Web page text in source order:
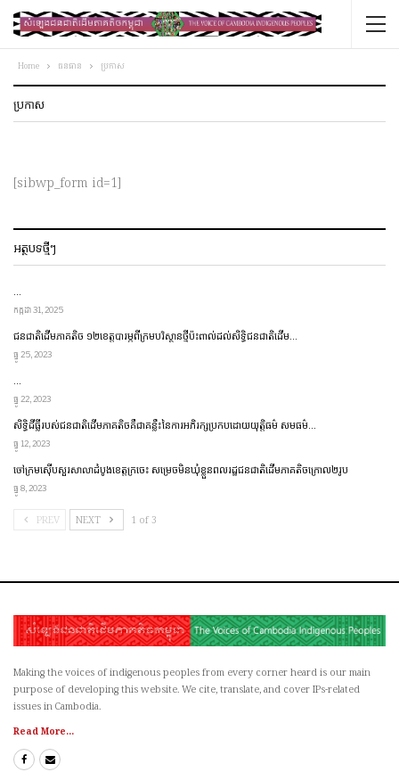
Home ធនធាន ប្រកាស
ប្រកាស
[sibwp_form id=1]
អត្ថបទថ្មីៗ
…
កក្កដា 31, 2025
ជនជាតិ​ដើម​ភាគតិច ១២​ខេត្ត​​បារម្ភ​ពី​ក្រម​បរិស្ថាន​ថ្មី​ប៉ះពាល់​ដល់​សិទ្ធិ​ជនជាតិ​ដើម…
ធ្នូ 25, 2023
…
ធ្នូ 22, 2023
សិទ្ធិដីធ្លីរបស់ជនជាតិដើមភាគតិចគឺជាគន្លឹះនៃការអភិរក្សប្រកប​ដោយ​​យុត្តិធម៌ សមធម៌…
ធ្នូ 12, 2023
ចៅក្រមស៊ើបសួរសាលាដំបូងខេត្តក្រចេះ សម្រេចមិនឃុំខ្លួនពលរដ្ឋជនជាតិដើមភាគតិចក្រោល២រូប
ធ្នូ 8, 2023
PREV NEXT 1 of 3
Making the voices of indigenous peoples from every corner heard is our main
purpose of developing this website. We cite, translate, and cover IPs-related
issues in Cambodia.
Read More...